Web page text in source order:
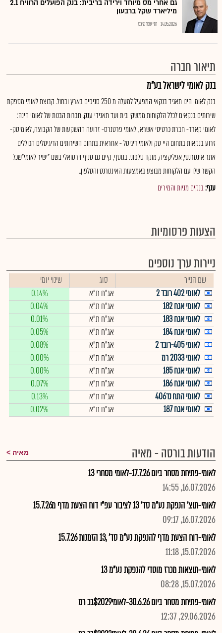
גם אחרי מס מיוחד וירידה בריבית: בנק הפועלים הרוויח 2.1
מיליארד שקל ברבעון
14.05.2026 חזי שטרנליכט
תיאור חברה
בנק לאומי לישראל בע"מ
בנק לאומי הינו תאגיד בנקאי המפעיל למעלה מ 250 סניפים בארץ ובחול. קבוצת לאומי מספקת
שירותים בנקאים לכלל הלקוחות ממשקי בית ועד תאגידי ענק. חברות הבנות של לאומי הינה:
לאומי קארד- חברת כרטיסי אשראי, לאומי פרטנרס- זרועה ההשקעות של הקבוצה, לאומיטק-
זרוע בנקאות בתחום היי טק ולאומי דיגיטל - אחראית בתחום השירותים הדיגיטלים הכוללים
אתר אינטרנטי, אפליקציה, מוקד טלפוני. בנוסף, קיים גם סניף וירטואלי בשם "ישיר לאומי"שכל
הקשר שלו עם הלקוחות מבוצע באמצעות האינטרנט והטלפון..
ענף:בנקים מניות והמירים
הצעות פרסומיות
ניירות ערך נוספים
שם הנייר סוג
שינוי יומי
לאומי 402 רובד 2
אג"ח ת"א
0.14%
לאומי אגח 182
אג"ח ת"א
0.04%
לאומי אגח 183
אג"ח ת"א
0.01%
לאומי אגח 184
אג"ח ת"א
0.05%
לאומי 405-רובד 2
אג"ח ת"א
0.08%
לאומי 2033 רמ
אג"ח ת"א
0.00%
לאומי אגח 185
אג"ח ת"א
0.00%
לאומי אגח 186
אג"ח ת"א
0.07%
לאומי התח נד406
אג"ח ת"א
0.13%
לאומי אגח 187
אג"ח ת"א 0.02%
הודעות בורסה - מאיה מאיה
לאומי-פתיחת מסחר ביום 17.7.26-לאומי מסחרי 13
16.07.2026, 14:55
לאומי-תוצ' הנפקת נע"מ סד' 13 לציבור עפ"י דוח הצעת מדף מ15.7.26
16.07.2026, 09:17
לאומי-דוח הצעת מדף להנפקת נע"מ סד' ,13 הזמנות 15.7.26
15.07.2026, 11:18
לאומי-תוצאות מכרז מוסדי להנפקת נע"מ 13
15.07.2026, 08:28
לאומי-פתיחת מסחר ביום 30.6.26-לאומי$2029בכ רמ
29.06.2026, 12:37